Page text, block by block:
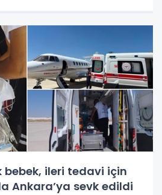
bebek, ileri tedavi için
Ankara’ya sevk edildi